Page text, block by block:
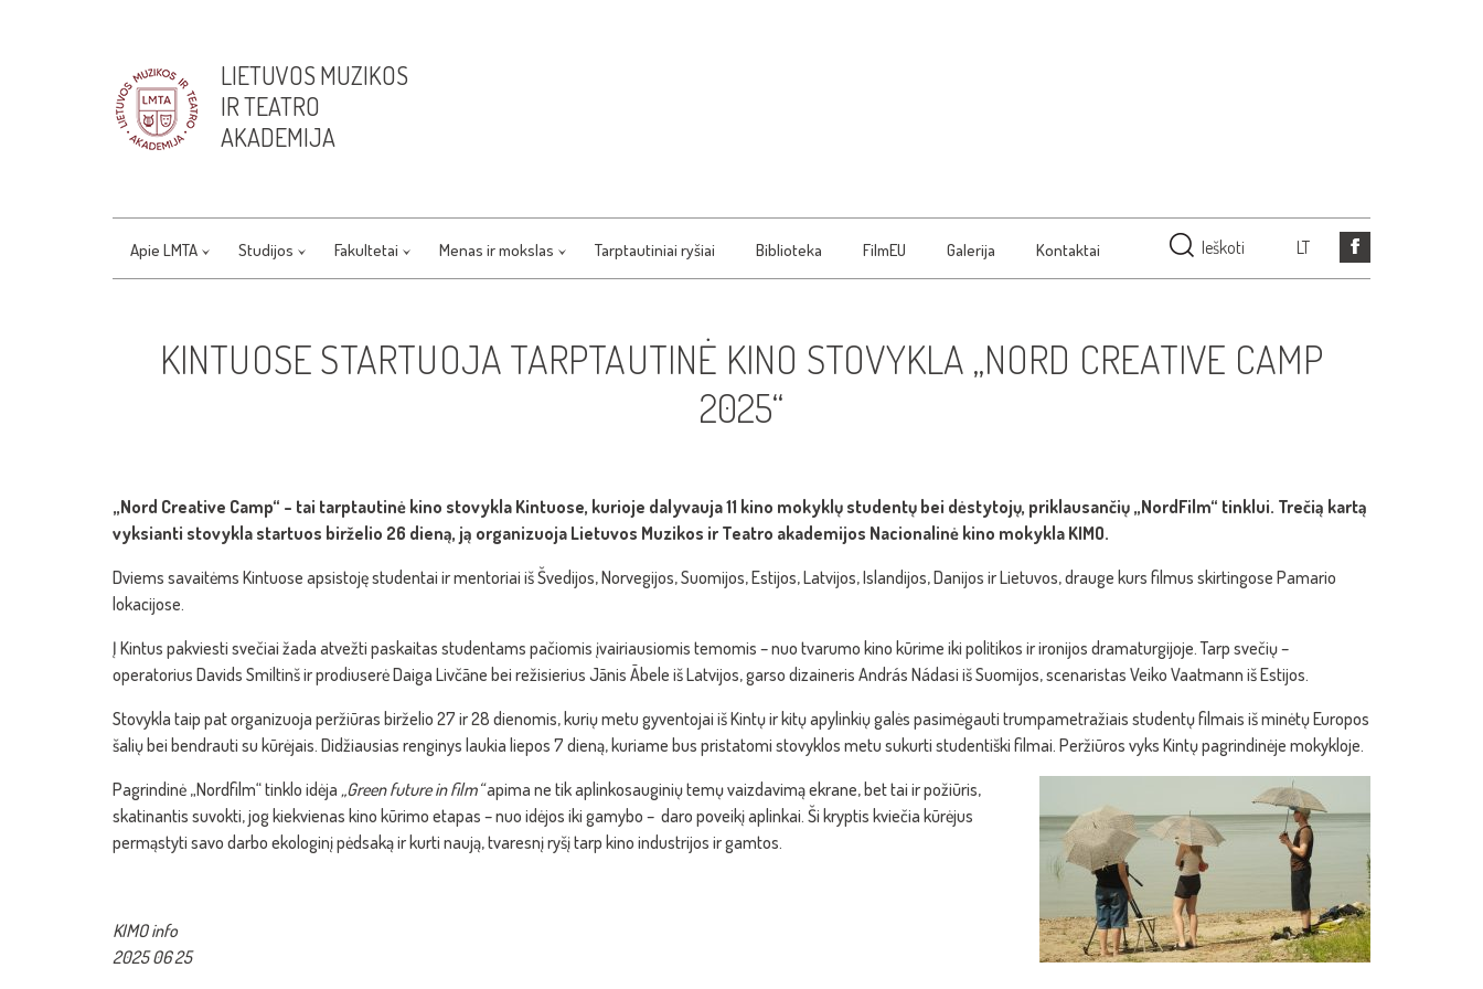
LIETUVOS MUZIKOS
IR TEATRO
AKADEMIJA
Apie LMTA Studijos Fakultetai Menas ir mokslas Tarptautiniai ryšiai Biblioteka FilmEU Galerija Kontaktai Ieškoti LT
KINTUOSE STARTUOJA TARPTAUTINĖ KINO STOVYKLA „NORD CREATIVE CAMP
2025“
„Nord Creative Camp“ – tai tarptautinė kino stovykla Kintuose, kurioje dalyvauja 11 kino mokyklų studentų bei dėstytojų, priklausančių „NordFilm“ tinklui. Trečią kartą
vyksianti stovykla startuos birželio 26 dieną, ją organizuoja Lietuvos Muzikos ir Teatro akademijos Nacionalinė kino mokykla KIMO.
Dviems savaitėms Kintuose apsistoję studentai ir mentoriai iš Švedijos, Norvegijos, Suomijos, Estijos, Latvijos, Islandijos, Danijos ir Lietuvos, drauge kurs filmus skirtingose Pamario
lokacijose.
Į Kintus pakviesti svečiai žada atvežti paskaitas studentams pačiomis įvairiausiomis temomis – nuo tvarumo kino kūrime iki politikos ir ironijos dramaturgijoje. Tarp svečių –
operatorius Davids Smiltinš ir prodiuserė Daiga Livčāne bei režisierius Jānis Ābele iš Latvijos, garso dizaineris András Nádasi iš Suomijos, scenaristas Veiko Vaatmann iš Estijos.
Stovykla taip pat organizuoja peržiūras birželio 27 ir 28 dienomis, kurių metu gyventojai iš Kintų ir kitų apylinkių galės pasimėgauti trumpametražiais studentų filmais iš minėtų Europos
šalių bei bendrauti su kūrėjais. Didžiausias renginys laukia liepos 7 dieną, kuriame bus pristatomi stovyklos metu sukurti studentiški filmai. Peržiūros vyks Kintų pagrindinėje mokykloje.
Pagrindinė „Nordfilm“tinklo idėja „Green future in film“apima ne tik aplinkosauginių temų vaizdavimą ekrane, bet tai ir požiūris,
skatinantis suvokti, jog kiekvienas kino kūrimo etapas – nuo idėjos iki gamybo – daro poveikį aplinkai. Ši kryptis kviečia kūrėjus
permąstyti savo darbo ekologinį pėdsaką ir kurti naują, tvaresnį ryšį tarp kino industrijos ir gamtos.
KIMO info
2025 06 25